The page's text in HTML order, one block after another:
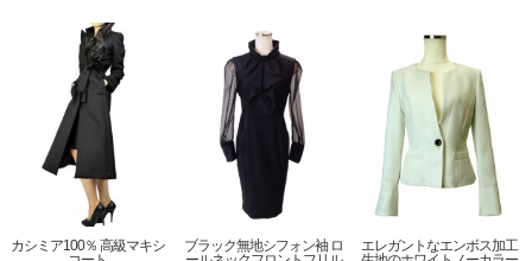
カシミア100％ 高級マキシ
ブラック無地シフォン袖 ロ
エレガントなエンボス加工